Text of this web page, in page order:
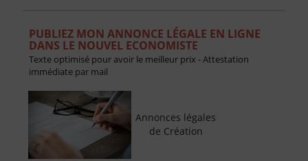
PUBLIEZ MON ANNONCE LÉGALE EN LIGNE
DANS LE NOUVEL ECONOMISTE
Texte optimisé pour avoir le meilleur prix - Attestation
immédiate par mail
Annonces légales
de Création